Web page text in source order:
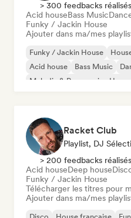
> 300 feedbacks réalisés
Acid houseBass Music
Funky / Jackin House
Ajouter dans ma/mes
Funky / Jackin House
Acid house
Bass Music
Melodic & Progressive House
Racket Club
Playlist, DJ
> 200 feedbacks réalisés
Acid houseDeep house
Funky / Jackin House
Télécharger les titres pour
Ajouter dans ma/mes